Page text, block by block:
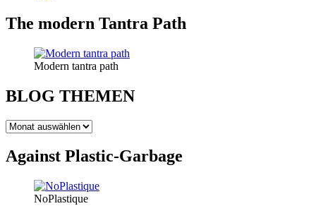
The modern Tantra Path
Modern tantra path
BLOG THEMEN
BLOG
Against Plastic-Garbage
NoPlastique